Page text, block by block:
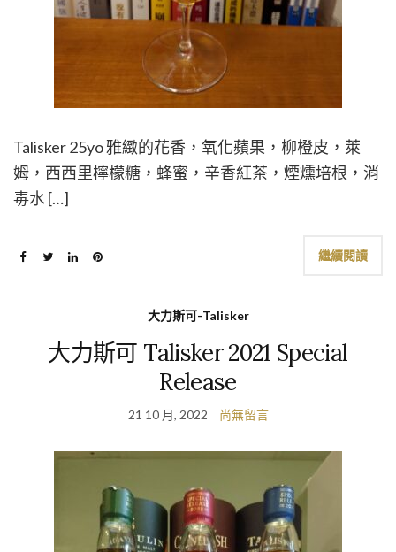
Talisker 25yo 雅緻的花香，氧化蘋果，柳橙皮，萊
姆，西西里檸檬糖，蜂蜜，辛香紅茶，煙燻培根，消
毒水 […]
繼續閱讀
大力斯可-Talisker
大力斯可 Talisker 2021 Special
Release
21 10 月, 2022 尚無留言